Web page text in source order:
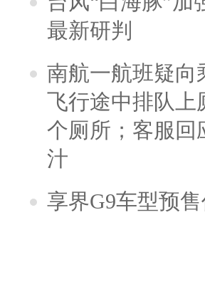
最新研判
南航一航班疑向
飞行途中排队上
个厕所；客服回
汁
享界G9车型预